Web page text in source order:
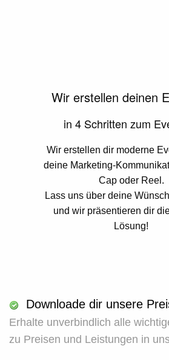
Wir erstellen deinen
in 4 Schritten zum
Wir erstellen dir moderne
deine Marketing-
Cap oder Reel.
Lass uns über deine
und wir präsentieren dir
Lösung!
Downloade dir unsere
Erhalte unverbindlich alle
zu Preisen und Leistungen in